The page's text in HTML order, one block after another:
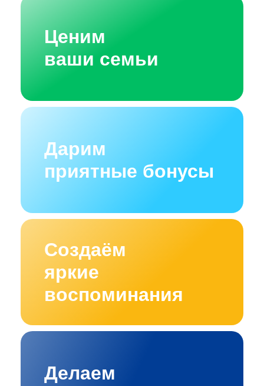
Дарим
приятные бонусы
Ценим
ваши семьи
Создаём
яркие
воспоминания
Делаем